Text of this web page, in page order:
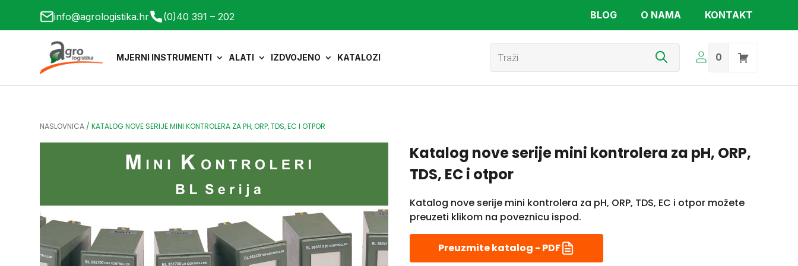
info@agrologistika.hr (0)40 391 – 202 BLOG O NAMA KONTAKT
MJERNI INSTRUMENTI ALATI IZDVOJENO KATALOZI
Products
search 0
NASLOVNICA /KATALOG NOVE SERIJE MINI KONTROLERA ZA PH, ORP, TDS, EC I OTPOR
Katalog nove serije mini kontrolera za pH, ORP,
TDS, EC i otpor
Katalog nove serije mini kontrolera za pH, ORP, TDS, EC i otpor možete
preuzeti klikom na poveznicu ispod.
Preuzmite katalog - PDF